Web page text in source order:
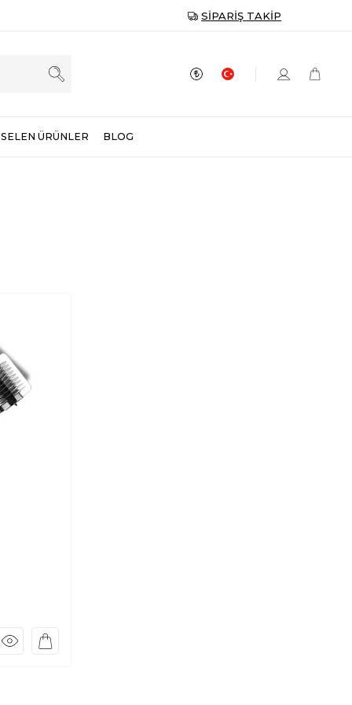
SIPARIŞ TAKIP
ÜRÜNLER BLOG